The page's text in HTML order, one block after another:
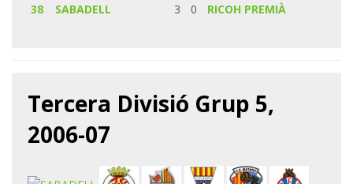
38
SABADELL 3 0 RICOH PREMIÀ
Tercera Divisió Grup 5,
2006-07